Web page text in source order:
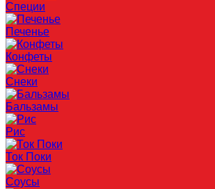
Специи
Печенье
Конфеты
Снеки
Бальзамы
Рис
Ток Поки
Соусы